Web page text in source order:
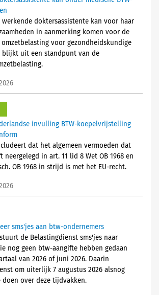
werkende doktersassistente kan voor haar
in aanmerking komen voor de
voor gezondheidskundige
blijkt uit een standpunt van de
invulling BTW-koepelvrijstelling
dat het algemeen vermoeden dat
neergelegd in art. 11 lid 8 Wet OB 1968 en
OB 1968 in strijd is met het EU-recht.
sms'jes aan btw-ondernemers
de Belastingdienst sms'jes naar
nog geen btw-aangifte hebben gedaan
van 2026 of juni 2026. Daarin
om uiterlijk 7 augustus 2026 alsnog
doen over deze tijdvakken.